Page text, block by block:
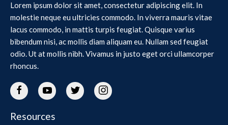
Lorem ipsum dolor sit amet, consectetur adipiscing elit. In
molestie neque eu ultricies commodo. In viverra mauris vitae
lacus commodo, in mattis turpis feugiat. Quisque varius
bibendum nisi, ac mollis diam aliquam eu. Nullam sed feugiat
odio. Ut at mollis nibh. Vivamus in justo eget orci ullamcorper
rhoncus.
Resources